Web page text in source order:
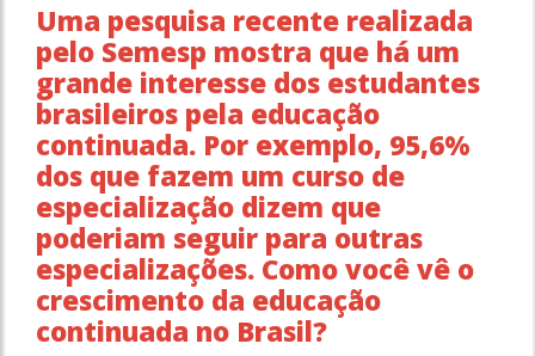
Uma pesquisa recente realizada
pelo Semesp mostra que há um
grande interesse dos estudantes
brasileiros pela educação
continuada. Por exemplo, 95,6%
dos que fazem um curso de
especialização dizem que
poderiam seguir para outras
especializações. Como você vê o
crescimento da educação
continuada no Brasil?